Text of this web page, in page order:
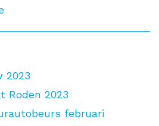
2023
Roden 2023
februari